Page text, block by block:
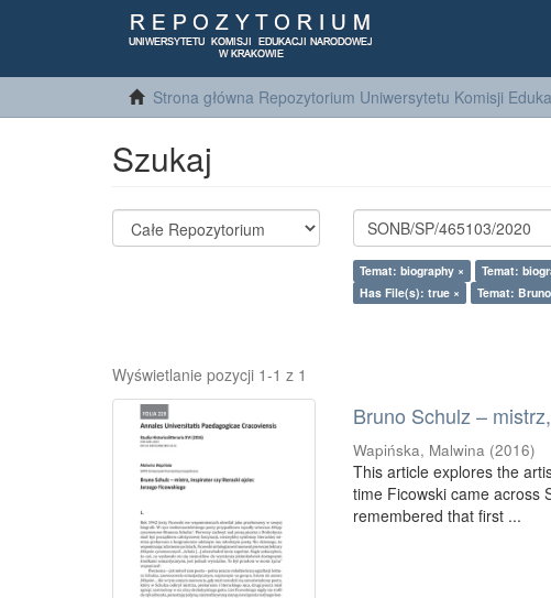
Strona główna Repozytorium Uniwersytetu Komisji
Szukaj
Temat: biography × Temat:
Has File(s): true ×
Temat:
Wyświetlanie pozycji 1-1 z 1
Bruno Schulz –
Wapińska, Malwina (2016)
This article explores the
time Ficowski came across
remembered that first ...